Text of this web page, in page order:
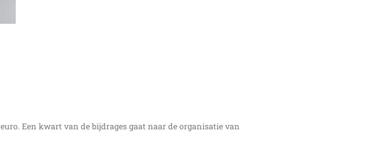
Een kwart van de bijdrages gaat naar de organisatie van